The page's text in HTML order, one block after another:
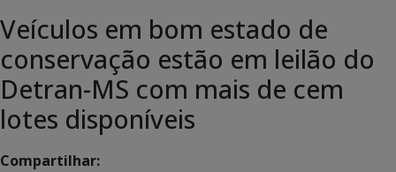
Veículos em bom estado de
conservação estão em leilão do
Detran-MS com mais de cem
lotes disponíveis
Compartilhar: